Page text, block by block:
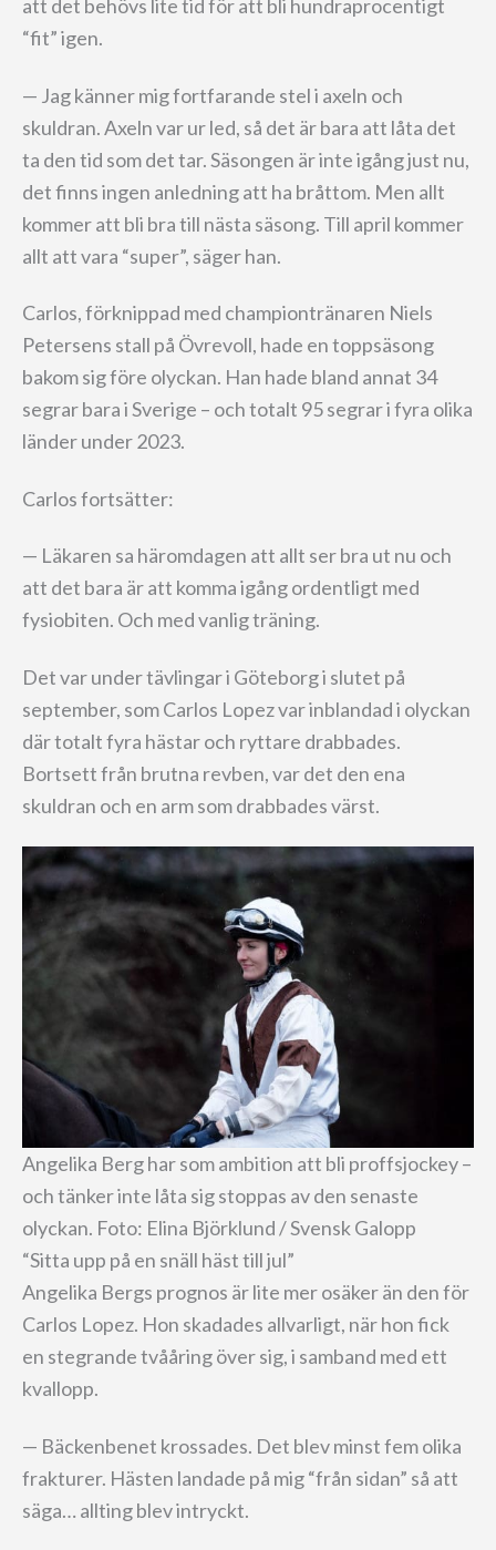
att det behövs lite tid för att bli hundraprocentigt
“fit” igen.
— Jag känner mig fortfarande stel i axeln och
skuldran. Axeln var ur led, så det är bara att låta det
ta den tid som det tar. Säsongen är inte igång just nu,
det finns ingen anledning att ha bråttom. Men allt
kommer att bli bra till nästa säsong. Till april kommer
allt att vara “super”, säger han.
Carlos, förknippad med championtränaren Niels
Petersens stall på Övrevoll, hade en toppsäsong
bakom sig före olyckan. Han hade bland annat 34
segrar bara i Sverige – och totalt 95 segrar i fyra olika
länder under 2023.
Carlos fortsätter:
— Läkaren sa häromdagen att allt ser bra ut nu och
att det bara är att komma igång ordentligt med
fysiobiten. Och med vanlig träning.
Det var under tävlingar i Göteborg i slutet på
september, som Carlos Lopez var inblandad i olyckan
där totalt fyra hästar och ryttare drabbades.
Bortsett från brutna revben, var det den ena
skuldran och en arm som drabbades värst.
Angelika Berg har som ambition att bli proffsjockey –
och tänker inte låta sig stoppas av den senaste
olyckan. Foto: Elina Björklund / Svensk Galopp
“Sitta upp på en snäll häst till jul”
Angelika Bergs prognos är lite mer osäker än den för
Carlos Lopez. Hon skadades allvarligt, när hon fick
en stegrande tvååring över sig, i samband med ett
kvallopp.
— Bäckenbenet krossades. Det blev minst fem olika
frakturer. Hästen landade på mig “från sidan” så att
säga… allting blev intryckt.